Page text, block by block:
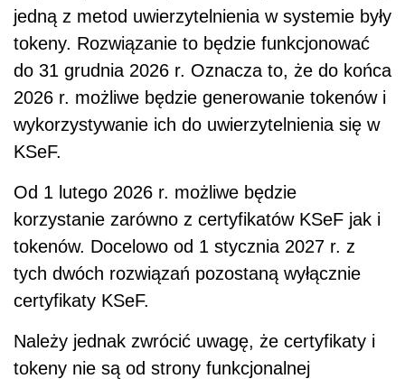
jedną z metod uwierzytelnienia w systemie były
tokeny. Rozwiązanie to będzie funkcjonować
do 31 grudnia 2026 r. Oznacza to, że do końca
2026 r. możliwe będzie generowanie tokenów i
wykorzystywanie ich do uwierzytelnienia się w
KSeF.
Od 1 lutego 2026 r. możliwe będzie
korzystanie zarówno z certyfikatów KSeF jak i
tokenów. Docelowo od 1 stycznia 2027 r. z
tych dwóch rozwiązań pozostaną wyłącznie
certyfikaty KSeF.
Należy jednak zwrócić uwagę, że certyfikaty i
tokeny nie są od strony funkcjonalnej